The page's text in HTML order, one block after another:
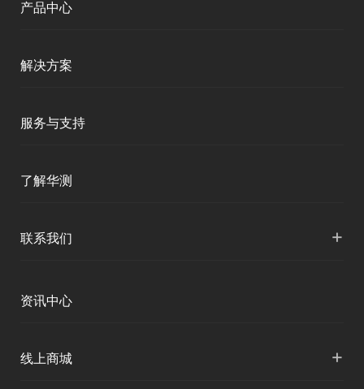
产品中心
海洋测绘
精准农业
数字施工
解决方案
地灾监测
智慧交通
服务与支持
了解华测
投资者关系
联系我们 +
申请成为伙伴
资讯中心
线上商城 +